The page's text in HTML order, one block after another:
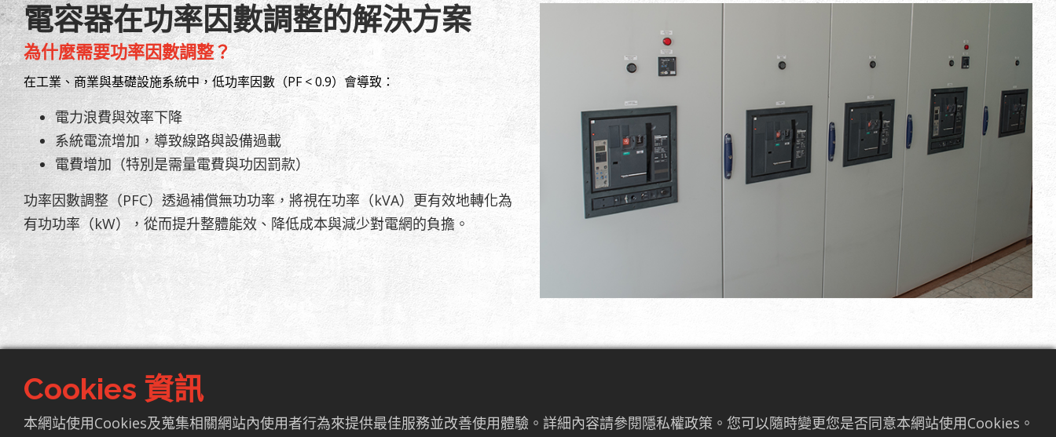
電容器在功率因數調整的解決方案
為什麼需要功率因數調整？
在工業、商業與基礎設施系統中，低功率因數（PF < 0.9）會導致：
電力浪費與效率下降
系統電流增加，導致線路與設備過載
電費增加（特別是需量電費與功因罰款）
功率因數調整（PFC）透過補償無功功率，將視在功率（kVA）更有效地轉化為
有功功率（kW），從而提升整體能效、降低成本與減少對電網的負擔。
電容器在PFC系統中的作用
Cookies 資訊
本網站使用Cookies及蒐集相關網站內使用者行為來提供最佳服務並改善使用體驗。詳細內容請參閱隱私權政策。您可以隨時變更您是否同意本網站使用Cookies。